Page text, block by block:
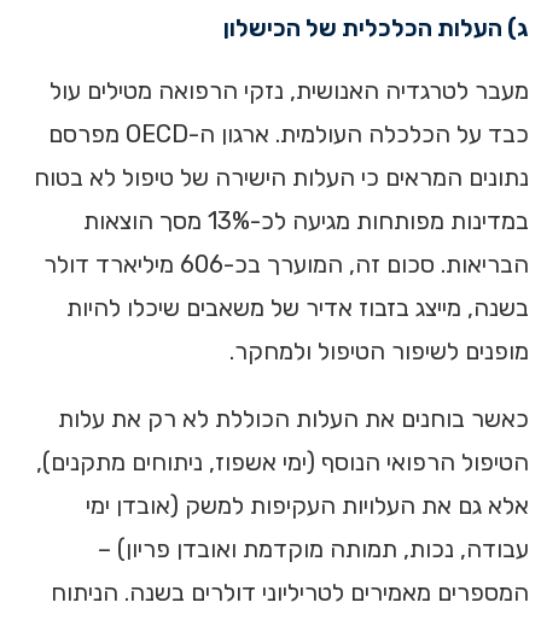
ג) העלות הכלכלית של הכישלון
מעבר לטרגדיה האנושית, נזקי הרפואה מטילים עול
כבד על הכלכלה העולמית. ארגון ה-OECD מפרסם
נתונים המראים כי העלות הישירה של טיפול לא בטוח
במדינות מפותחות מגיעה לכ-13% מסך הוצאות
הבריאות. סכום זה, המוערך בכ-606 מיליארד דולר
בשנה, מייצג בזבוז אדיר של משאבים שיכלו להיות
מופנים לשיפור הטיפול ולמחקר.
כאשר בוחנים את העלות הכוללת לא רק את עלות
הטיפול הרפואי הנוסף (ימי אשפוז, ניתוחים מתקנים),
אלא גם את העלויות העקיפות למשק (אובדן ימי
עבודה, נכות, תמותה מוקדמת ואובדן פריון) –
המספרים מאמירים לטריליוני דולרים בשנה. הניתוח